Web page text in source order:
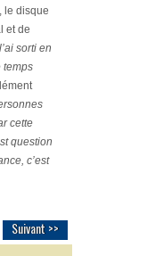
le disque
et de
sorti en
temps
cette
question
c’est
Suivant >>